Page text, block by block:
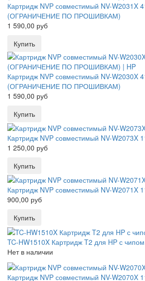
Картридж NVP совместимый NV-W2031X
(ОГРАНИЧЕНИЕ ПО ПРОШИВКАМ)
1 590,00 руб
Картридж NVP совместимый NV-W2030X
(ОГРАНИЧЕНИЕ ПО ПРОШИВКАМ)
1 590,00 руб
Картридж NVP совместимый NV-W2073X
1 250,00 руб
Картридж NVP совместимый NV-W2071X
900,00 руб
TC-HW1510X Картридж T2 для HP с чипом
Нет в наличии
Картридж NVP совместимый NV-W2070X